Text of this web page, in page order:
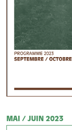
MAI / JUIN 2023